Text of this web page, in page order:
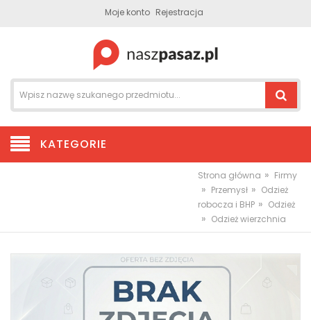
Moje konto Rejestracja
KATEGORIE
Strona główna » Firmy
» Przemysł » Odzież
robocza i BHP » Odzież
» Odzież wierzchnia